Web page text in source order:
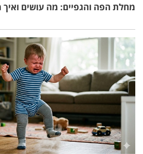
מחלת הפה והגפיים: מה עושים